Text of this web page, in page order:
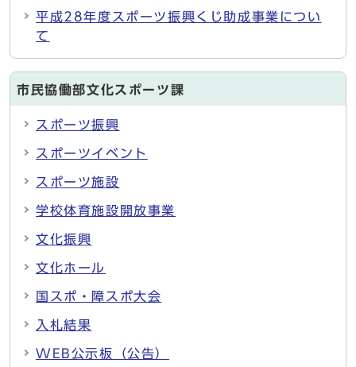
平成28年度スポーツ振興くじ助成事業につい
て
市民協働部文化スポーツ課
スポーツ振興
スポーツイベント
スポーツ施設
学校体育施設開放事業
文化振興
文化ホール
国スポ・障スポ大会
入札結果
WEB公示板（公告）